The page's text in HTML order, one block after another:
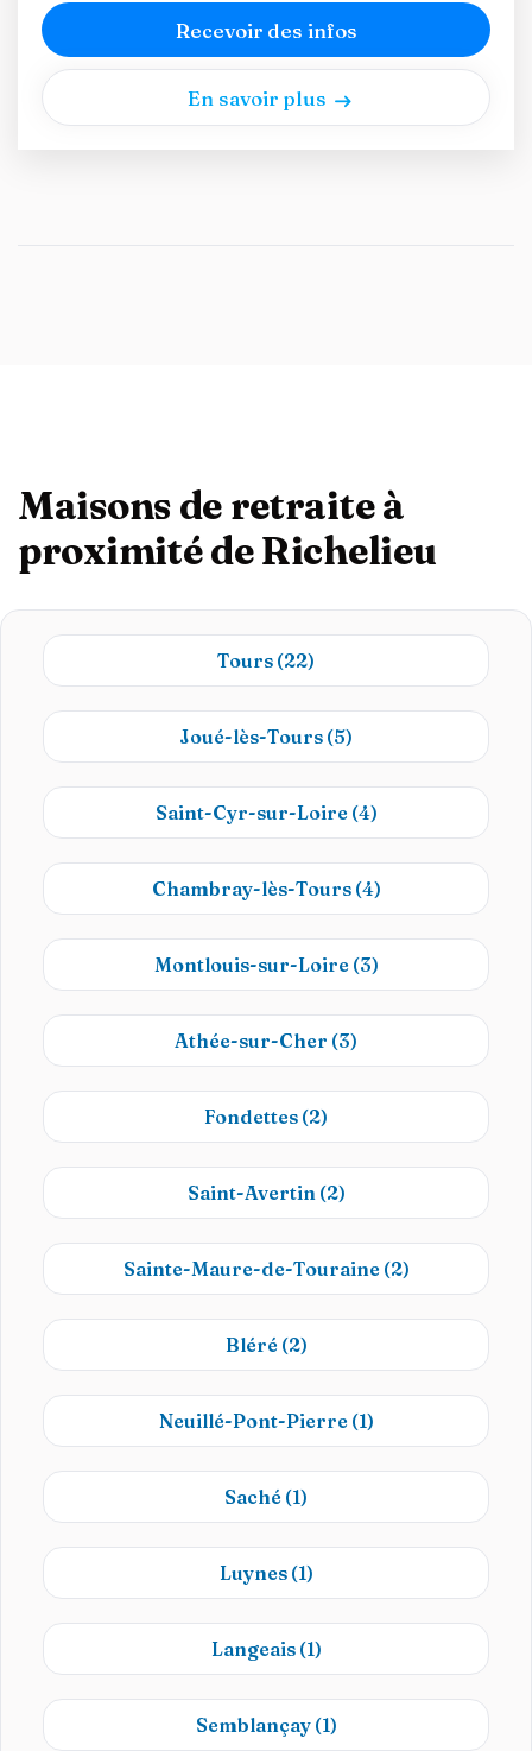
Recevoir des infos
En savoir plus
Maisons de retraite à
proximité de Richelieu
Tours (22)
Joué-lès-Tours (5)
Saint-Cyr-sur-Loire (4)
Chambray-lès-Tours (4)
Montlouis-sur-Loire (3)
Athée-sur-Cher (3)
Fondettes (2)
Saint-Avertin (2)
Sainte-Maure-de-Touraine (2)
Bléré (2)
Neuillé-Pont-Pierre (1)
Saché (1)
Luynes (1)
Langeais (1)
Semblançay (1)